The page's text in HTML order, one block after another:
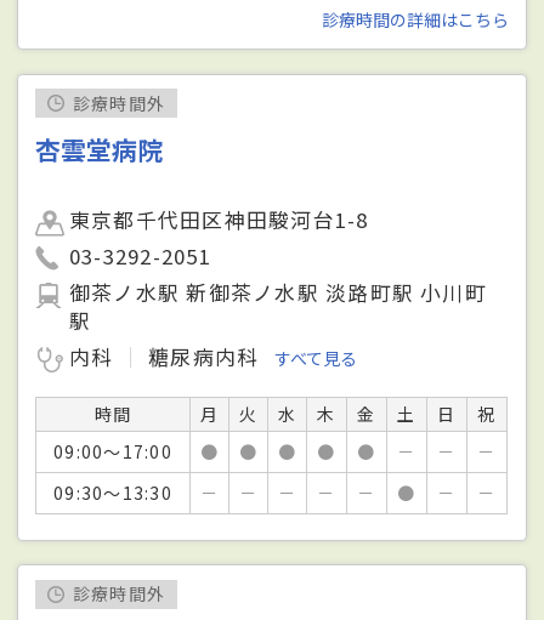
診療時間の詳細はこちら
診療時間外
杏雲堂病院
東京都千代田区神田駿河台1-8
03-3292-2051
御茶ノ水駅 新御茶ノ水駅 淡路町駅 小川町
駅
内科
糖尿病内科 すべて見る
時間 月 火 水 木 金 土 日
祝
09:00～17:00
● ● ● ● ● － －
－
09:30～13:30
－ － － － － ● － －
診療時間外